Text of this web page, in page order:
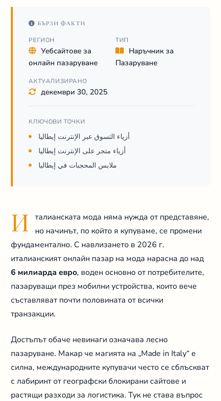
БЪРЗИ ФАКТИ
РЕГИОН
Уебсайтове за
онлайн пазаруване
ТИП
Наръчник за
Пазаруване
АКТУАЛИЗИРАНО
декември 30, 2025
КЛЮЧОВИ ТОЧКИ
أزياء التسوق عبر الإنترنت إيطاليا
أزياء متجر على الإنترنت إيطاليا
ملابس المحجبات في إيطاليا
И
талианската мода няма нужда от представяне,
но начинът, по който я купуваме, се промени
фундаментално. С навлизането в 2026 г.
италианският онлайн пазар на мода нарасна до над
6 милиарда евро, воден основно от потребителите,
пазаруващи през мобилни устройства, които вече
съставляват почти половината от всички
транзакции.
Достъпът обаче невинаги означава лесно
пазаруване. Макар че магията на „Made in Italy“ е
силна, международните купувачи често се сблъскват
с лабиринт от географски блокирани сайтове и
растящи разходи за логистика. Тук не става въпрос